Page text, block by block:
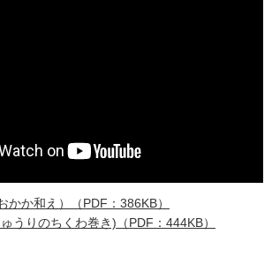
かか和え）（PDF：386KB）
うりのちくわ巻き)（PDF：444KB）